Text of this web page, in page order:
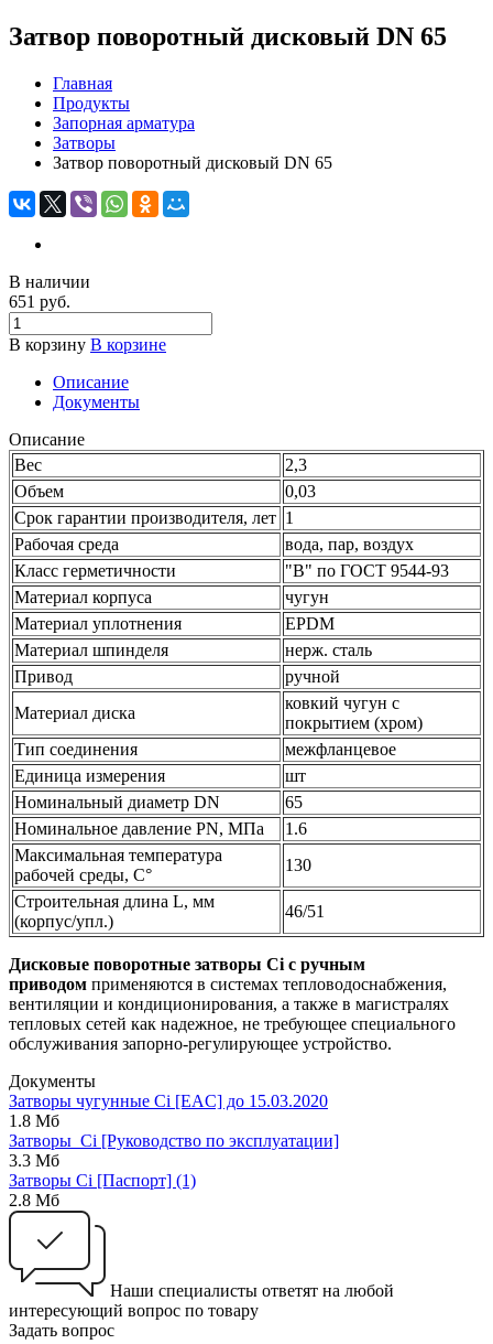
Затвор поворотный дисковый DN 65
Главная
Продукты
Запорная арматура
Затворы
Затвор поворотный дисковый DN 65
В наличии
651 руб.
В корзину В корзине
Описание
Документы
Описание
Вес
2,3
Объем
0,03
Срок гарантии производителя, лет 1
Рабочая среда
вода, пар, воздух
Класс герметичности
"В" по ГОСТ 9544-93
Материал корпуса
чугун
Материал уплотнения
EPDM
Материал шпинделя
нерж. сталь
Привод
ручной
Материал диска
ковкий чугун с
покрытием (хром)
Тип соединения
межфланцевое
Единица измерения
шт
Номинальный диаметр DN
65
Номинальное давление PN, МПа
1.6
Максимальная температура
рабочей среды, С°
130
Строительная длина L, мм
(корпус/упл.)
46/51
Дисковые поворотные затворы Ci c ручным
приводом применяются в системах тепловодоснабжения,
вентиляции и кондиционирования, а также в магистралях
тепловых сетей как надежное, не требующее специального
обслуживания запорно-регулирующее устройство.
Документы
Затворы чугунные Ci [EAC] до 15.03.2020
1.8 Мб
Затворы_Ci [Руководство по эксплуатации]
3.3 Мб
Затворы Ci [Паспорт] (1)
2.8 Мб
Наши специалисты ответят на любой
интересующий вопрос по товару
Задать вопрос